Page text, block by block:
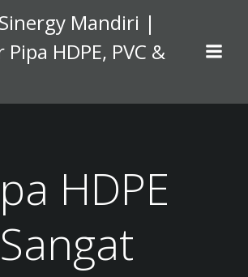
to
content
Mandiri |
HDPE, PVC &
HDPE
Sangat